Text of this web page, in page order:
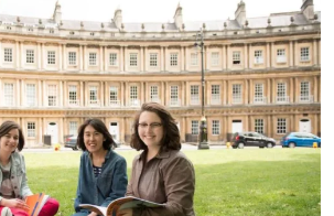
（ロンドン）
充実！イギリス語学学校おすすめ
Covent Garden（ロンドン）
（ロンドン）
（ブライトン）